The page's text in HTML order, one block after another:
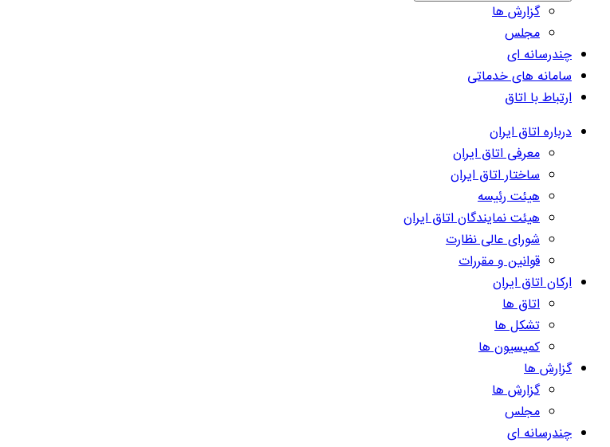
گزارش ها
مجلس
چندرسانه ای
سامانه های خدماتی
ارتباط با اتاق
درباره اتاق ایران
معرفی اتاق ایران
ساختار اتاق ایران
هیئت رئیسه
هیئت نمایندگان اتاق ایران
شورای عالی نظارت
قوانین و مقررات
ارکان اتاق ایران
اتاق ها
تشکل ها
کمیسیون ها
گزارش ها
گزارش ها
مجلس
چندرسانه ای